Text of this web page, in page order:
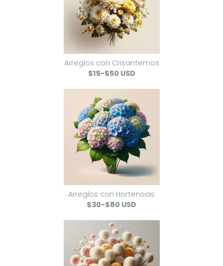
Arreglos con Crisantemos
$15-$50 USD
Arreglos con Hortensias
$30-$80 USD